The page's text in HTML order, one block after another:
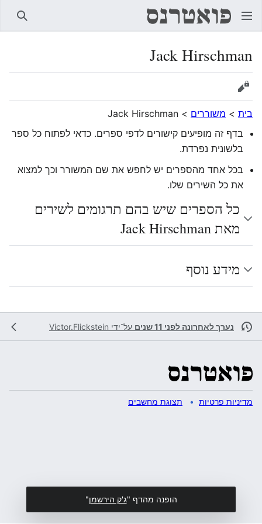
Jack Hirschman
הצגת מקור
בית > משוררים >
Jack Hirschman
בדף זה מופיעים קישורים לדפי ספרים. כדאי לפתוח כל ספר
בלשונית נפרדת.
בכל אחד מהספרים יש לחפש את שם המשורר וכך למצוא
את כל השירים שלו.
כל הספרים שיש בהם תרגומים לשירים
מאת Jack Hirschman
מידע נוסף
נערך לאחרונה לפני 11 שנים על־ידי Victor.Flickstein
מדיניות פרטיות תצוגת מחשבים
הופנה מהדף "ג'ק הירשמן"